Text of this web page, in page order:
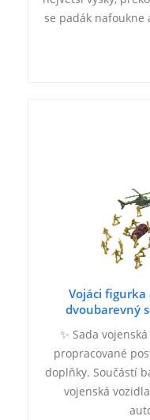
se padák nafoukne
Vojáci figurka
dvoubarevný
✨ Sada
propracované
doplňky. Součástí
vojenská